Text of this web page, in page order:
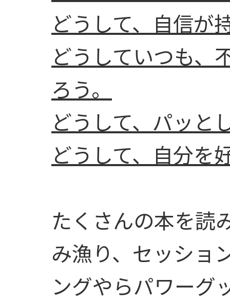
どうして、自信が
どうしていつも、
ろう。
どうして、パッと
どうして、自分を
たくさんの本を読
み漁り、セッショ
ングやらパワーグ